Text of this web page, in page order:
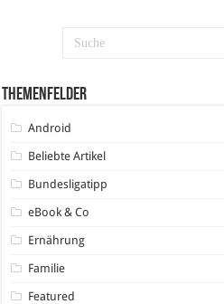
Themenfelder
Android
Beliebte Artikel
Bundesligatipp
eBook & Co
Ernährung
Familie
Featured